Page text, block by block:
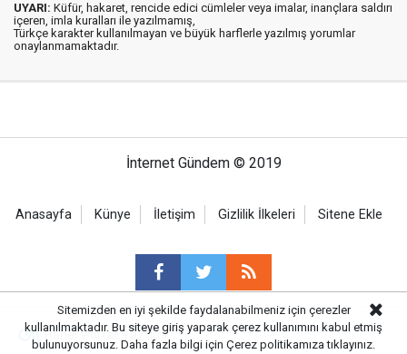
UYARI: Küfür, hakaret, rencide edici cümleler veya imalar, inançlara saldırı
içeren, imla kuralları ile yazılmamış,
Türkçe karakter kullanılmayan ve büyük harflerle yazılmış yorumlar
onaylanmamaktadır.
İnternet Gündem © 2019
Anasayfa Künye İletişim Gizlilik İlkeleri Sitene Ekle
Haber Portalı Yazılımı
Sitemizden en iyi şekilde faydalanabilmeniz için çerezler
kullanılmaktadır. Bu siteye giriş yaparak çerez kullanımını kabul etmiş
bulunuyorsunuz. Daha fazla bilgi için Çerez politikamıza tıklayınız.